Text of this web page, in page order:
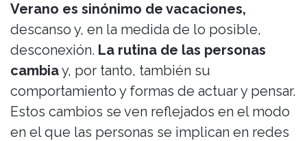
Verano es sinónimo de vacaciones,
descanso y, en la medida de lo posible,
desconexión. La rutina de las personas
cambiay, por tanto, también su
comportamiento y formas de actuar y pensar.
Estos cambios se ven reflejados en el modo
en el que las personas se implican en redes